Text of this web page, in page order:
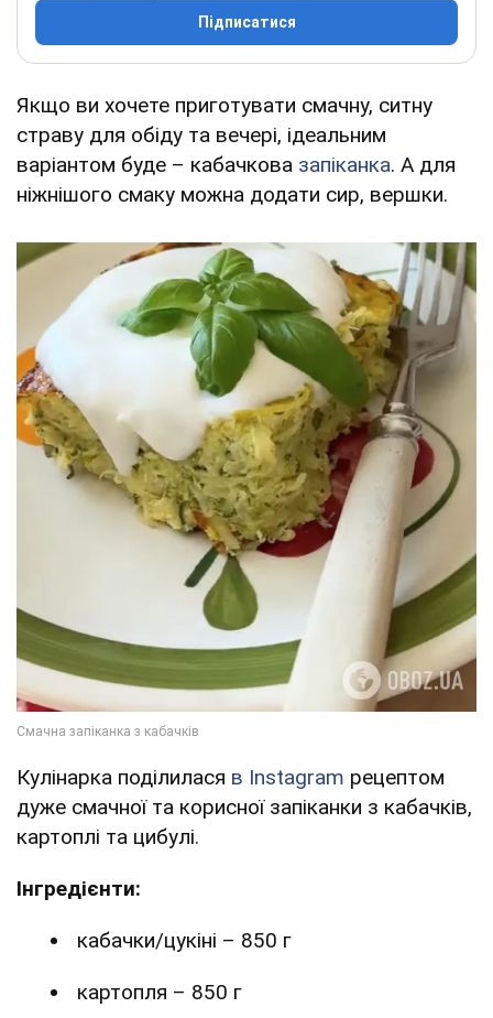
Підписатися
Якщо ви хочете приготувати смачну, ситну
страву для обіду та вечері, ідеальним
варіантом буде – кабачкова запіканка. А для
ніжнішого смаку можна додати сир, вершки.
Кулінарка поділилася в Instagram рецептом
дуже смачної та корисної запіканки з кабачків,
картоплі та цибулі.
Інгредієнти:
кабачки/цукіні – 850 г
картопля – 850 г